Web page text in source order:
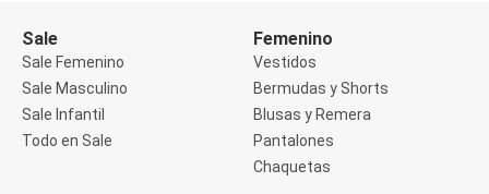
Sueters
Camisas
Manga 3/4
Manga Larga
Sin Manga
Sale
Sale Femenino
Sale Masculino
Sale Infantil
Todo en Sale
Femenino
Vestidos
Bermudas y Shorts
Blusas y Remera
Pantalones
Chaquetas